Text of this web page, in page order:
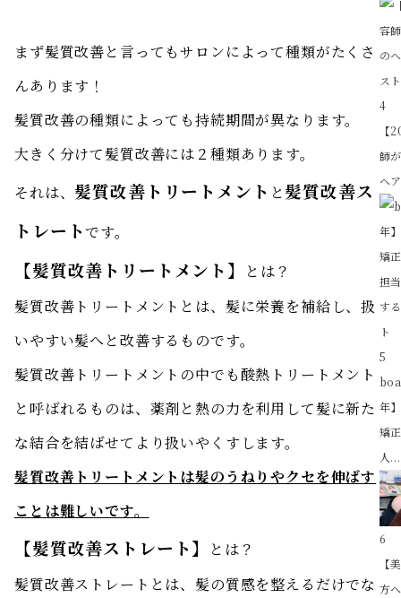
まず髪質改善と言ってもサロンによって種類がたくさ
んあります！
髪質改善の種類によっても持続期間が異なります。
大きく分けて髪質改善には２種類あります。
それは、髪質改善トリートメント と髪質改善ス
トレートです。
【髪質改善トリートメント】
とは？
髪質改善トリートメントとは、髪に栄養を補給し、扱
いやすい髪へと改善するものです。
髪質改善トリートメントの中でも酸熱トリートメント
と呼ばれるものは、薬剤と熱の力を利用して髪に新た
な結合を結ばせてより扱いやくすします。
髪質改善トリートメントは髪のうねりやクセを伸ばす
ことは難しいです。
【髪質改善ストレート】
とは？
髪質改善ストレートとは、髪の質感を整えるだけでな
4
【
師
ヘ
5
年
矯
人...
6
【
方